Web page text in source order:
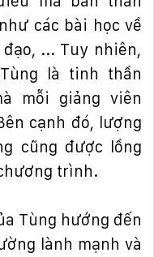
ư các bài học về
đạo, ... Tuy nhiên,
là tinh thần
mỗi giảng viên
cạnh đó, lượng
cũng được lồng
ương trình.
a Tùng hướng đến
ng lành mạnh và